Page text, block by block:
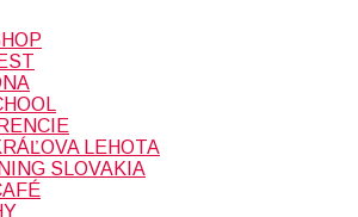
LEHOTA
SLOVAKIA